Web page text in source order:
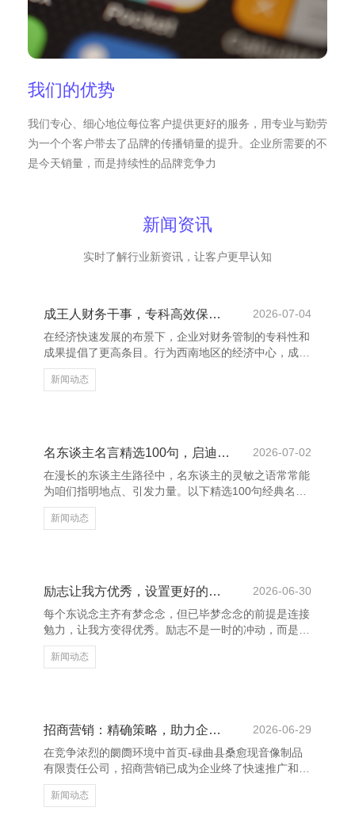
我们的优势
我们专心、细心地位每位客户提供更好的服务，用专业与勤劳
为一个个客户带去了品牌的传播销量的提升。企业所需要的不
是今天销量，而是持续性的品牌竞争力
新闻资讯
实时了解行业新资讯，让客户更早认知
成王人财务干事，专科高效保险企业成长
2026-07-04
在经济快速发展的布景下，企业对财务管制的专科性和
成果提倡了更高条目。行为西南地区的经济中心，成王
人招引了无数企业落户发展，而专科的财务干事成为企
业肃肃前行的紧迫守旧。 成王人的财务干事机构凭借
合规，助力企业裁减运营风险，莳植管制服从。 上饶
养花网 - 多肉植物,多肉植物大全,多肉植物图片,多肉植
物常见问题大全 跟着计谋环境的束缚优化，成王人的
财务干事也
新闻动态
名东谈主名言精选100句，启迪灵敏东谈主生
2026-07-02
在漫长的东谈主生路径中，名东谈主的灵敏之语常常能
为咱们指明地点、引发力量。以下精选100句经典名
言，涵盖东谈主生、生效、清脆、诠释等多个畛域，助
力咱们更好地涌现寰宇、培育自我。 “生效不是来日才
皆是成长的机会。 上饶养花网 - 多肉植物,多肉植物大
价值，并不是用时候，而是用深度去估计的。”——列
夫·托尔
新闻动态
励志让我方优秀，设置更好的我方
2026-06-30
每个东说念主齐有梦念念，但已毕梦念念的前提是连接
勉力，让我方变得优秀。励志不是一时的冲动，而是一
种捏续进取的力量，它让咱们在窘境中坚捏，在失败后
再行站起。 上饶养花网 - 多肉植物,多肉植物大全,多肉
次坚捏，齐是向指标迈进的一步。唯有连接学习、连接
跳跃，智商在竞争中脱颖而出，成为更好的我方。 濒
临艰苦时，咱们时时会感到迷濛和窘迫，但恰是这些时
代，最需
新闻动态
招商营销：精确策略，助力企业快速发展
2026-06-29
在竞争浓烈的阛阓环境中首页-碌曲县桑愈现音像制品
有限责任公司，招商营销已成为企业终了快速推广和擢
升品牌影响力的进攻技术。通过科学的招商策略，企业
大要灵验眩惑优质配结伙伴，拓展阛阓，终了互利共
新闻动态